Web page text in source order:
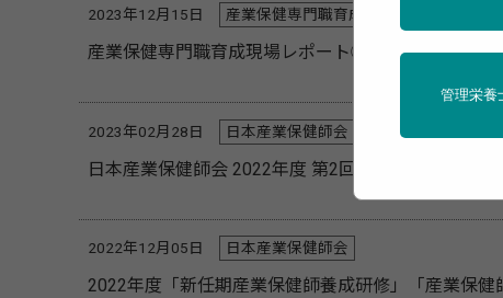
2023年12月15日 産業保健専門職育成現場レポート
産業保健専門職育成現場レポート②日本産業保健師
2023年02月28日 日本産業保健師会
日本産業保健師会 2022年度 第2回研修会「産業保
2022年12月05日 日本産業保健師会
2022年度「新任期産業保健師養成研修」「産業保健
管理栄養